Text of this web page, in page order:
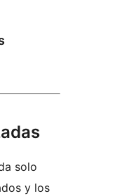
solo
y los